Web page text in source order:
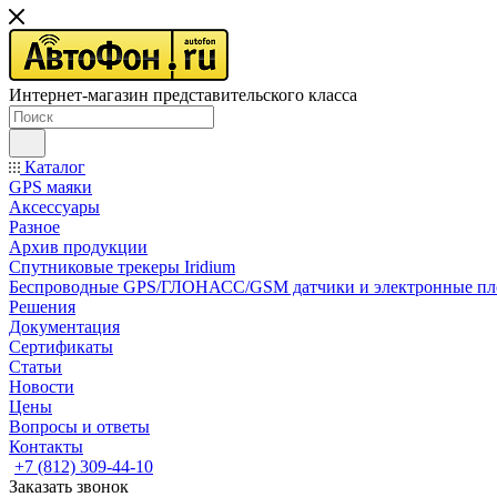
Интернет-магазин представительского класса
Каталог
GPS маяки
Аксессуары
Разное
Архив продукции
Спутниковые трекеры Iridium
Беспроводные GPS/ГЛОНАСС/GSM датчики и электронные
Решения
Документация
Сертификаты
Статьи
Новости
Цены
Вопросы и ответы
Контакты
+7 (812) 309-44-10
Заказать звонок